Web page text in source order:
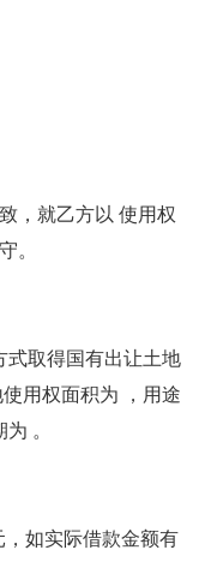
，就乙方以 使用权
。
式取得国有出让土地
用权面积为 ，用途
。
如实际借款金额有